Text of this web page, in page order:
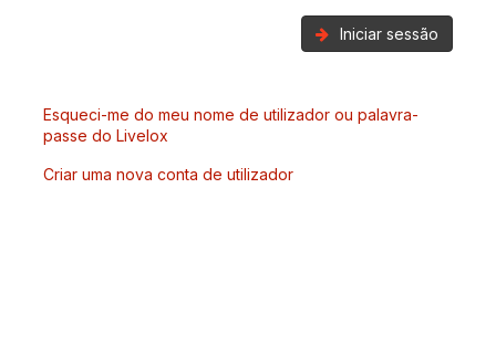
Iniciar sessão
Esqueci-me do meu nome de utilizador ou palavra-
passe do Livelox
Criar uma nova conta de utilizador